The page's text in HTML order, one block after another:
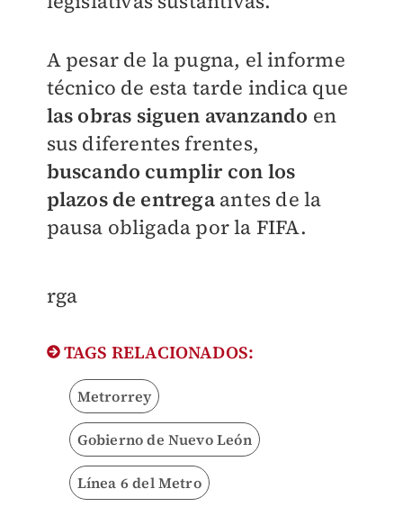
A pesar de la pugna, el informe
técnico de esta tarde indica que
las obras siguen avanzando en
sus diferentes frentes,
buscando cumplir con los
plazos de entregaantes de la
pausa obligada por la FIFA.
rga
TAGS RELACIONADOS:
Metrorrey
Gobierno de Nuevo León
Línea 6 del Metro